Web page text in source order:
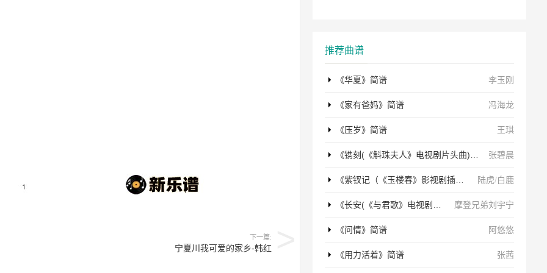
下一篇:
宁夏川我可爱的家乡-韩红
推荐曲谱
李玉刚
《华夏》简谱
冯海龙
《家有爸妈》简谱
王琪
《压岁》简谱
张碧晨
《镌刻(《斛珠夫人》电视剧片头曲)》简谱
陆虎/白鹿
《紫钗记（《玉楼春》影视剧插曲）》简谱
摩登兄弟刘宇宁
《长安(《与君歌》电视剧片头曲)》简谱
阿悠悠
《问情》简谱
张茜
《用力活着》简谱